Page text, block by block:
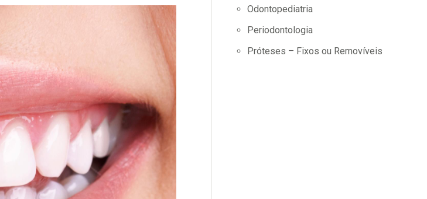
Odontopediatria
Periodontologia
Próteses – Fixos ou Removíveis